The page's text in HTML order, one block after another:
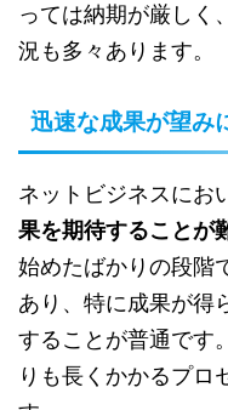
っては納期が厳しく
況も多々あります。
迅速な成果が望み
ネットビジネスにお
果を期待することが
始めたばかりの段階
あり、特に成果が得
することが普通です
りも長くかかるプロ